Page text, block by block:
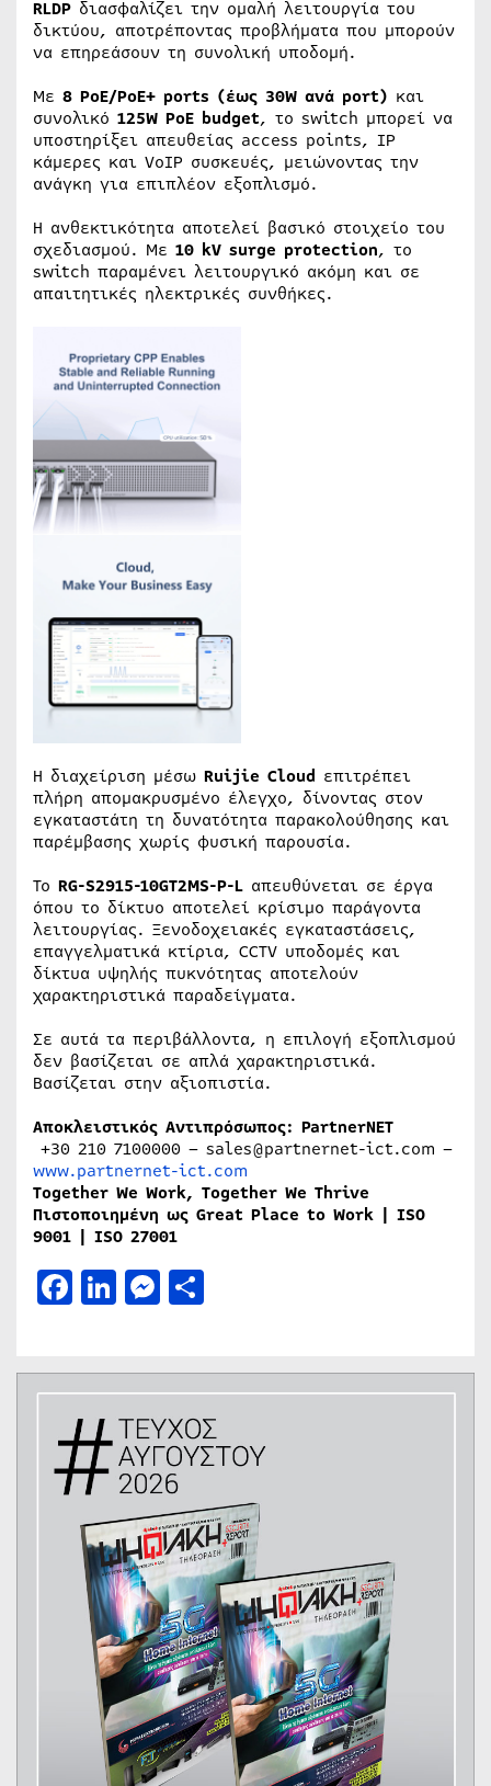
RLDP διασφαλίζει την ομαλή λειτουργία του
δικτύου, αποτρέποντας προβλήματα που μπορούν
να επηρεάσουν τη συνολική υποδομή.
Με 8 PoE/PoE+ ports (έως 30W ανά port) και
συνολικό 125W PoE budget, το switch μπορεί να
υποστηρίξει απευθείας access points, IP
κάμερες και VoIP συσκευές, μειώνοντας την
ανάγκη για επιπλέον εξοπλισμό.
Η ανθεκτικότητα αποτελεί βασικό στοιχείο του
σχεδιασμού. Με 10 kV surge protection, το
switch παραμένει λειτουργικό ακόμη και σε
απαιτητικές ηλεκτρικές συνθήκες.
Η διαχείριση μέσω Ruijie Cloud επιτρέπει
πλήρη απομακρυσμένο έλεγχο, δίνοντας στον
εγκαταστάτη τη δυνατότητα παρακολούθησης και
παρέμβασης χωρίς φυσική παρουσία.
Το RG-S2915-10GT2MS-P-L απευθύνεται σε έργα
όπου το δίκτυο αποτελεί κρίσιμο παράγοντα
λειτουργίας. Ξενοδοχειακές εγκαταστάσεις,
επαγγελματικά κτίρια, CCTV υποδομές και
δίκτυα υψηλής πυκνότητας αποτελούν
χαρακτηριστικά παραδείγματα.
Σε αυτά τα περιβάλλοντα, η επιλογή εξοπλισμού
δεν βασίζεται σε απλά χαρακτηριστικά.
Βασίζεται στην αξιοπιστία.
Αποκλειστικός Αντιπρόσωπος: PartnerNET
+30 210 7100000 – sales@partnernet-ict.com –
www.partnernet-ict.com
Together We Work, Together We Thrive
Πιστοποιημένη ως Great Place to Work | ISO
9001 | ISO 27001
Facebook
LinkedIn
Messenger